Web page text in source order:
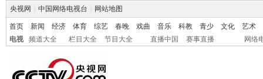
央视网 中国网络电视台 网站地图
首页 新闻 经济 体育 综艺 春晚 戏曲 音乐 科教 青少 文化
艺术
电视
频道大全 栏目大全 节目大全 直播中国 赛事直播 网络